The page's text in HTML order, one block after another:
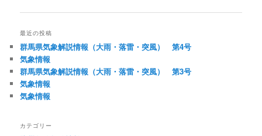
ナ
ビ
ー
シ
ョ
ン
最近の投稿
群馬県気象解説情報（大雨・落雷・突風） 第4号
気象情報
群馬県気象解説情報（大雨・落雷・突風） 第3号
気象情報
気象情報
カテゴリー